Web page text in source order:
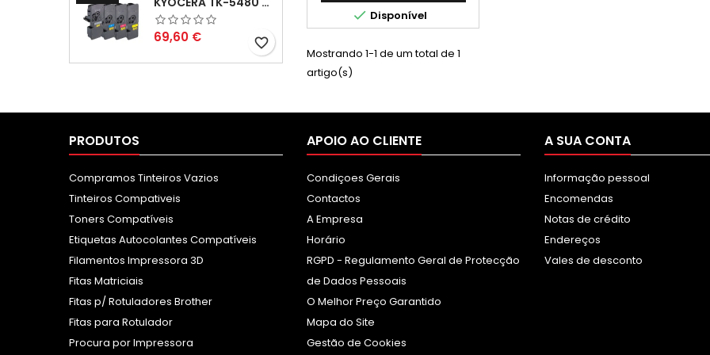
Preço
69,60 € favorite_border
 Disponível
Mostrando 1-1 de um total de 1
artigo(s)
PRODUTOS
Compramos Tinteiros Vazios
Tinteiros Compativeis
Toners Compatíveis
Etiquetas Autocolantes Compatíveis
Filamentos Impressora 3D
Fitas Matriciais
Fitas p/ Rotuladores Brother
Fitas para Rotulador
Procura por Impressora
APOIO AO CLIENTE
Condiçoes Gerais
Contactos
A Empresa
Horário
RGPD - Regulamento Geral de Protecção
de Dados Pessoais
O Melhor Preço Garantido
Mapa do Site
Gestão de Cookies
A SUA CONTA
Informação pessoal
Encomendas
Notas de crédito
Endereços
Vales de desconto